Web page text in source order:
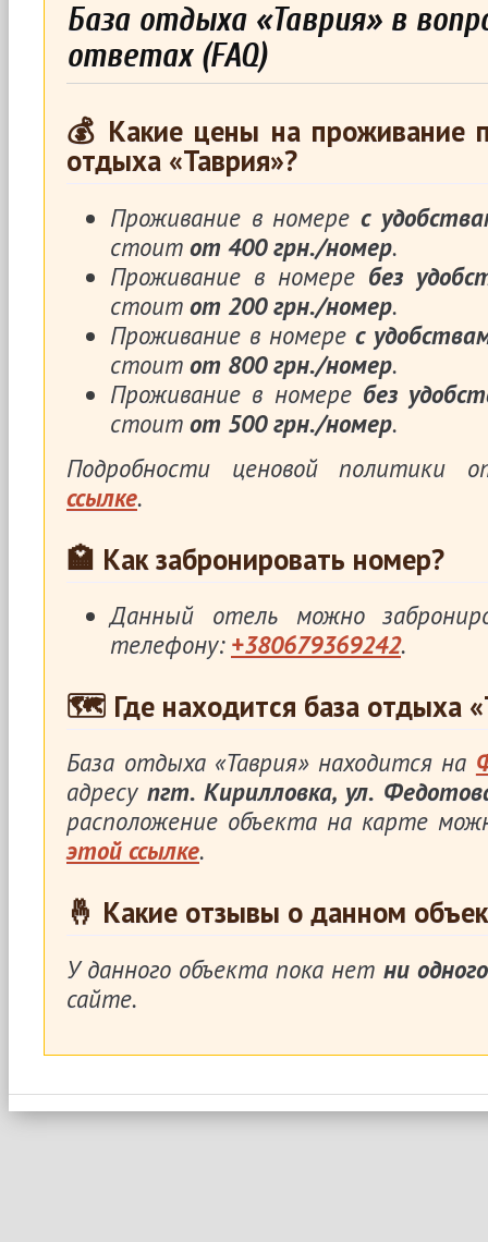
База отдыха «Таврия» в
ответах (FAQ)
💰 Какие цены на проживание
отдыха «Таврия»?
Проживание в номерес
стоит от 400 грн./номер.
Проживание в номере без
стоит от 200 грн./номер.
Проживание в номере с
стоит от 800 грн./номер.
Проживание в номере без
стоит от 500 грн./номер.
Подробности ценовой политики
ссылке.
🏩 Как забронировать номер?
Данный отель можно
телефону: +380679369242.
🗺 Где находится база отдыха
База отдыха «Таврия» находится на
адресупгт. Кирилловка, ул.
расположение объекта на карте
этой ссылке.
🤞 Какие отзывы о данном
У данного объекта пока нет ни одного
сайте.